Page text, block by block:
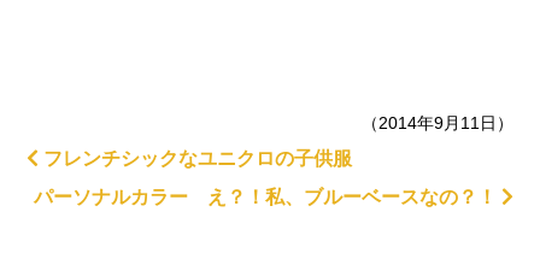
（2014年9月11日）
フレンチシックなユニクロの子供服
パーソナルカラー え？！私、ブルーベースなの？！